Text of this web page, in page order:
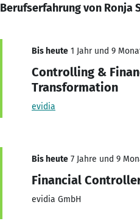
Berufserfahrung von Ronja
Bis heute 1 Jahr und 9
Controlling &
Transformation
evidia
Bis heute 7 Jahre und 9
Financial
evidia GmbH